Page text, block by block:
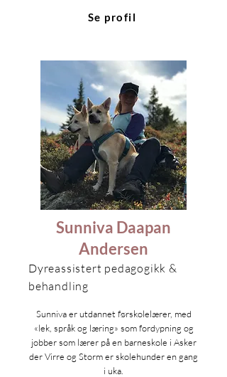
Se profil
Sunniva Daapan
Andersen
Dyreassistert pedagogikk &
behandling
Sunniva er utdannet førskolelærer, med
«lek, språk og læring» som fordypning og
jobber som lærer på en barneskole i Asker
der Virre og Storm er skolehunder en gang
i uka.